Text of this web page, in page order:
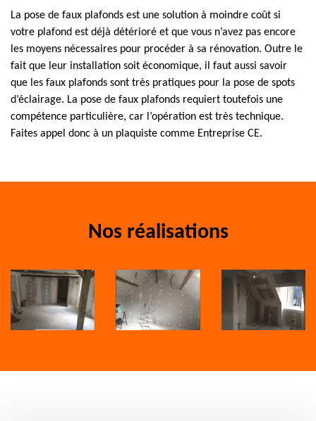
La pose de faux plafonds est une solution à moindre coût si
votre plafond est déjà détérioré et que vous n’avez pas encore
les moyens nécessaires pour procéder à sa rénovation. Outre le
fait que leur installation soit économique, il faut aussi savoir
que les faux plafonds sont très pratiques pour la pose de spots
d’éclairage. La pose de faux plafonds requiert toutefois une
compétence particulière, car l’opération est très technique.
Faites appel donc à un plaquiste comme Entreprise CE.
Nos réalisations